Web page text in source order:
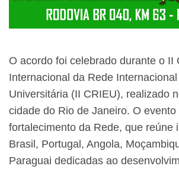
O acordo foi celebrado durante o II
Internacional da Rede
Universitária (II CRIEU), realizado
cidade do Rio de Janeiro. O
fortalecimento da Rede, que reúne
Brasil, Portugal, Angola,
Paraguai dedicadas ao